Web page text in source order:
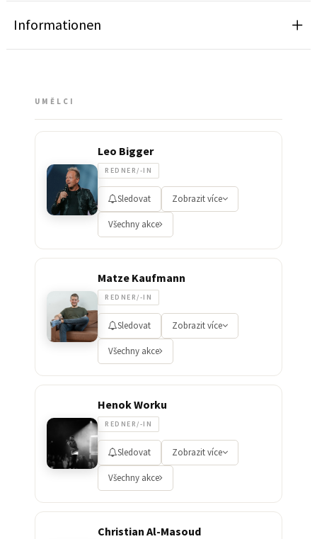
Informationen
UMĚLCI
Leo Bigger
REDNER/-IN
Sledovat Zobrazit více
Všechny akce
Matze Kaufmann
REDNER/-IN
Sledovat Zobrazit více
Všechny akce
Henok Worku
REDNER/-IN
Sledovat Zobrazit více
Všechny akce
Christian Al-Masoud